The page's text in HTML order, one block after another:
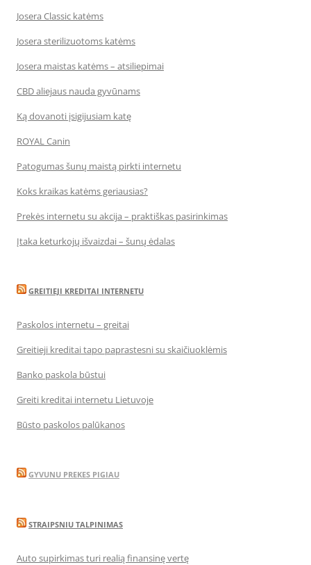
Josera Classic katėms
Josera sterilizuotoms katėms
Josera maistas katėms – atsiliepimai
CBD aliejaus nauda gyvūnams
Ką dovanoti įsigijusiam katę
ROYAL Canin
Patogumas šunų maistą pirkti internetu
Koks kraikas katėms geriausias?
Prekės internetu su akcija – praktiškas pasirinkimas
Įtaka keturkojų išvaizdai – šunų ėdalas
GREITIEJI KREDITAI INTERNETU
Paskolos internetu – greitai
Greitieji kreditai tapo paprastesni su skaičiuoklėmis
Banko paskola būstui
Greiti kreditai internetu Lietuvoje
Būsto paskolos palūkanos
GYVUNU PREKES PIGIAU
STRAIPSNIU TALPINIMAS
Auto supirkimas turi realią finansinę vertę